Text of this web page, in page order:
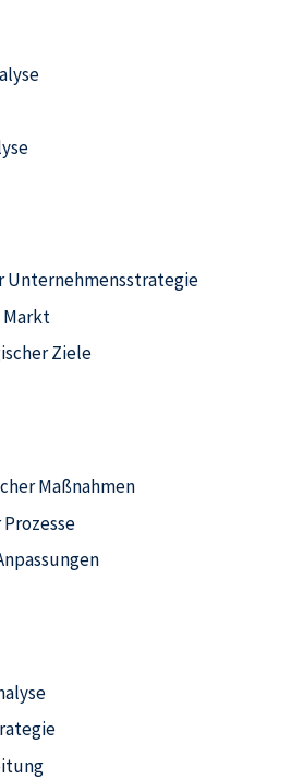
Unternehmensstrategie
Markt
Ziele
Maßnahmen